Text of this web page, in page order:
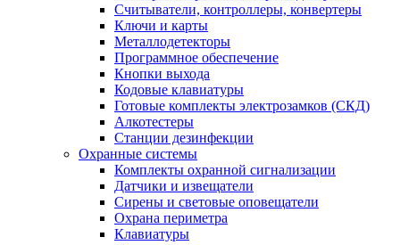
Считыватели, контроллеры, конвертеры
Ключи и карты
Металлодетекторы
Программное обеспечение
Кнопки выхода
Кодовые клавиатуры
Готовые комплекты электрозамков (СКД)
Алкотестеры
Станции дезинфекции
Охранные системы
Комплекты охранной сигнализации
Датчики и извещатели
Сирены и световые оповещатели
Охрана периметра
Клавиатуры